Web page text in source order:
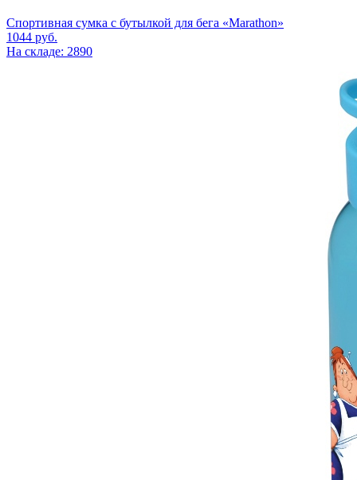
Спортивная сумка с бутылкой для бега «Marathon»
1044 руб.
На складе: 2890